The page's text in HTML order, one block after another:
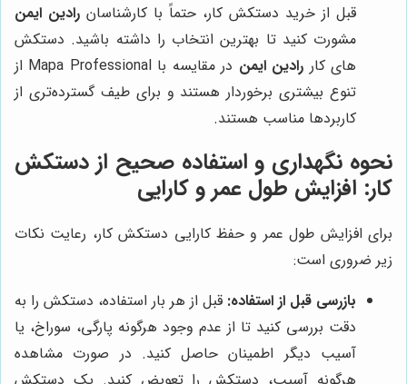
قبل از خرید دستکش کار، حتماً با کارشناسان رادین ایمن
مشورت کنید تا بهترین انتخاب را داشته باشید. دستکش
های کار رادین ایمن
در مقایسه با Mapa Professional از
تنوع بیشتری برخوردار هستند و برای طیف گسترده‌تری از
کاربردها مناسب هستند.
نحوه نگهداری و استفاده صحیح از دستکش
کار: افزایش طول عمر و کارایی
برای افزایش طول عمر و حفظ کارایی دستکش کار، رعایت نکات
زیر ضروری است:
بازرسی قبل از استفاده: قبل از هر بار استفاده، دستکش را به
دقت بررسی کنید تا از عدم وجود هرگونه پارگی، سوراخ، یا
آسیب دیگر اطمینان حاصل کنید. در صورت مشاهده